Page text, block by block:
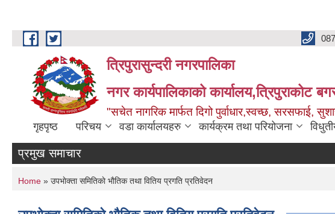
Skip to main content
त्रिपुरासुन्दरी नगरपालिका
नगर कार्यपालिकाको कार्यालय,त्रिपुराकोट
"सचेत नागरिक मार्फत दिगो पुर्वाधार,स्वच्छ, सरसफाई,
गृहपृष्ठ परिचय वडा कार्यालयहरु कार्यक्रम तथा परियोजना
प्रमुख समाचार
You are here
Home » उपभाेक्ता समितिकाे भाैतिक तथा वितिय प्रगति प्रतिवेदन